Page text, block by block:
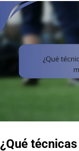
¿Qué